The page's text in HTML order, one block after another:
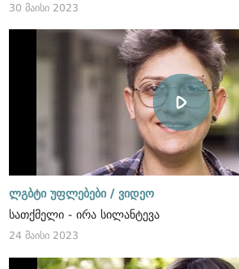
30 მაისი 2023
ლგბტი უფლებები / ვიდეო
სათქმელი - ირა სილანტევა
24 მაისი 2023